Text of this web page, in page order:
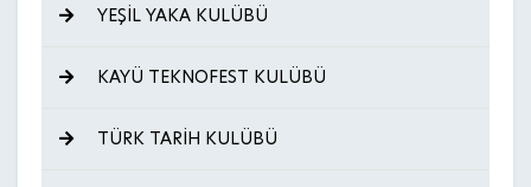
YEŞİL YAKA KULÜBÜ
KAYÜ TEKNOFEST KULÜBÜ
TÜRK TARİH KULÜBÜ